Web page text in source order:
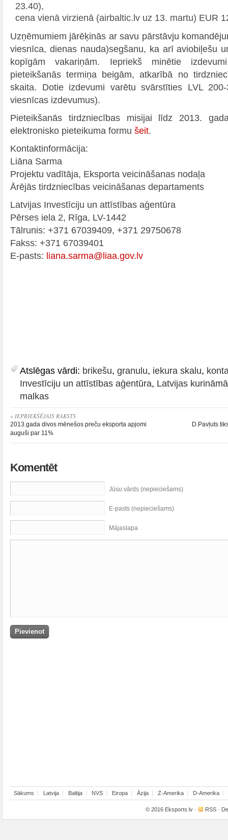
23.40),
cena vienā virzienā (airbaltic.lv uz 13. martu) EUR
Uzņēmumiem jārēķinās ar savu pārstāvju
viesnīca, dienas nauda)segšanu, ka arī aviobiļešu
kopīgām vakariņām. Iepriekš minētie
pieteikšanās termiņa beigām, atkarībā no
skaita. Dotie izdevumi varētu svārstīties LVL
viesnīcas izdevumus).
Pieteikšanās tirdzniecības misijai līdz 2013.
elektronisko pieteikuma formu šeit.
Kontaktinformācija:
Liāna Sarma
Projektu vadītāja, Eksporta veicināšanas nodaļa
Ārējās tirdzniecības veicināšanas departaments
Latvijas Investīciju un attīstības aģentūra
Pērses iela 2, Rīga, LV-1442
Tālrunis: +371 67039409, +371 29750678
Fakss: +371 67039401
E-pasts: liana.sarma@liaa.gov.lv
Atslēgas vārdi: brikešu, granulu, iekura skalu,
Investīciju un attīstības aģentūra, Latvijas
malkas
« IEPRIEKŠĒJAIS RAKSTS
2013.gada divos mēnešos preču eksporta apjomi
auguši par 11%
D.Pavļuts
Komentēt
Jūsu vārds (nepieciešams)
E-pasts (nepieciešams)
Mājaslapa
Sākums Latvija Baltija NVS Eiropa Āzija Z-Amerika D-Amerika
© 2016 Eksports.lv · RSS ·